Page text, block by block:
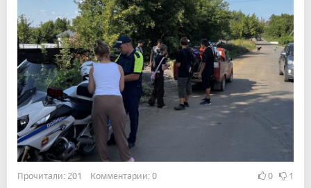
Прочитали: 201 Комментарии: 0 0 1